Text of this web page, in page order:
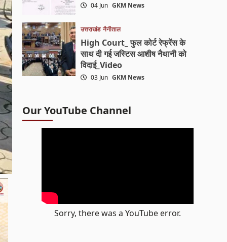
04 Jun GKM News
उत्तराखंड नैनीताल
High Court_ फुल कोर्ट रेफ्रेंस के
साथ दी गई जस्टिस आशीष नैथानी को
विदाई_Video
03 Jun GKM News
Our YouTube Channel
Sorry, there was a YouTube error.